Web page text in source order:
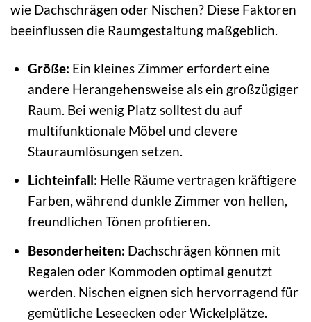
wie Dachschrägen oder Nischen? Diese Faktoren
beeinflussen die Raumgestaltung maßgeblich.
Größe: Ein kleines Zimmer erfordert eine
andere Herangehensweise als ein großzügiger
Raum. Bei wenig Platz solltest du auf
multifunktionale Möbel und clevere
Stauraumlösungen setzen.
Lichteinfall: Helle Räume vertragen kräftigere
Farben, während dunkle Zimmer von hellen,
freundlichen Tönen profitieren.
Besonderheiten: Dachschrägen können mit
Regalen oder Kommoden optimal genutzt
werden. Nischen eignen sich hervorragend für
gemütliche Leseecken oder Wickelplätze.